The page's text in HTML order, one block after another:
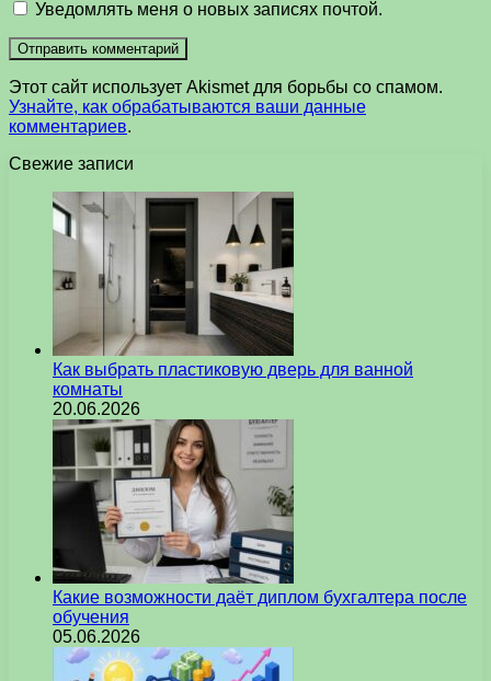
Уведомлять меня о новых записях почтой.
Этот сайт использует Akismet для борьбы со спамом.
Узнайте, как обрабатываются ваши данные
комментариев.
Свежие записи
Как выбрать пластиковую дверь для ванной
комнаты
20.06.2026
Какие возможности даёт диплом бухгалтера после
обучения
05.06.2026